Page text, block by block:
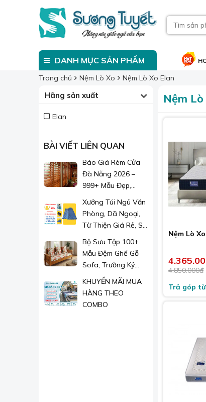
DANH MỤC SẢN PHẨM
Trang chủ Nệm Lò Xo Nệm Lò Xo Elan
Hãng sản xuất
Elan
BÀI VIẾT LIÊN QUAN
Báo Giá Rèm Cửa
Đà Nẵng 2026 –
999+ Mẫu Đẹp,
Sang Trọng, Giá Chỉ
Từ 1xx.000đ/m²
Xưởng Túi Ngủ Văn
Phòng, Dã Ngoại,
Từ Thiện Giá Rẻ, Sỉ
Lẻ Toàn Quốc
Bộ Sưu Tập 100+
Mẫu Đệm Ghế Gỗ
Sofa, Trường Kỷ
Đẹp 2026
KHUYẾN MÃI MUA
HÀNG THEO
COMBO
Nệm
Nệm Lò
4.850.000đ
Trả góp từ